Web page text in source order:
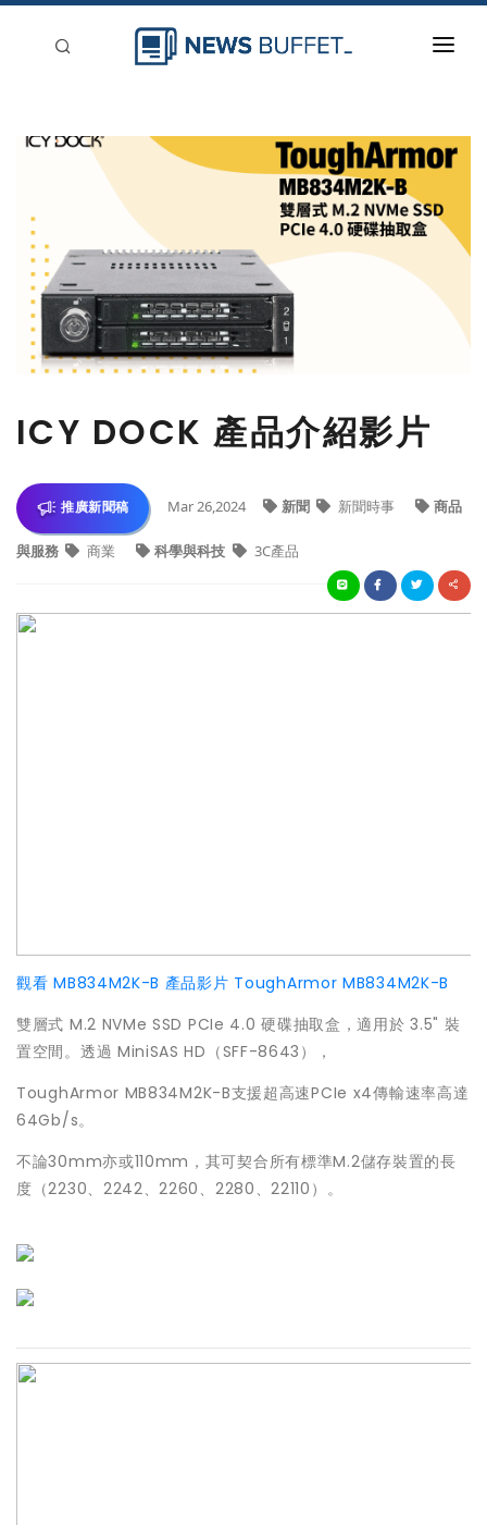
新聞稿分類
ICY DOCK 產品介紹影片
推廣新聞稿 Mar 26,2024 新聞 新聞時事 商品
與服務 商業 科學與科技 3C產品
觀看 MB834M2K-B 產品影片 ToughArmor MB834M2K-B
雙層式 M.2 NVMe SSD PCIe 4.0 硬碟抽取盒，適用於 3.5" 裝
置空間。透過 MiniSAS HD（SFF-8643），
ToughArmor MB834M2K-B支援超高速PCIe x4傳輸速率高達
64Gb/s。
不論30mm亦或110mm，其可契合所有標準M.2儲存裝置的長
度（2230、2242、2260、2280、22110）。